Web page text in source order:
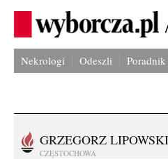
Nekrologi Odeszli
GRZEGORZ LIPOWSKI
CZĘSTOCHOWA